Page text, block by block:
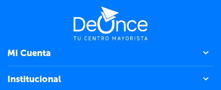
Mi Cuenta
Institucional